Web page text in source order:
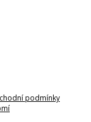
podmínky